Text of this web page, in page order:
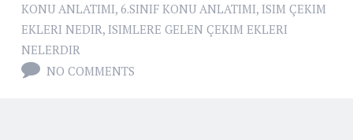
KONU ANLATIMI, 6.SINIF KONU ANLATIMI, ISIM ÇEKIM
EKLERI NEDIR, ISIMLERE GELEN ÇEKIM EKLERI
NELERDIR
NO COMMENTS